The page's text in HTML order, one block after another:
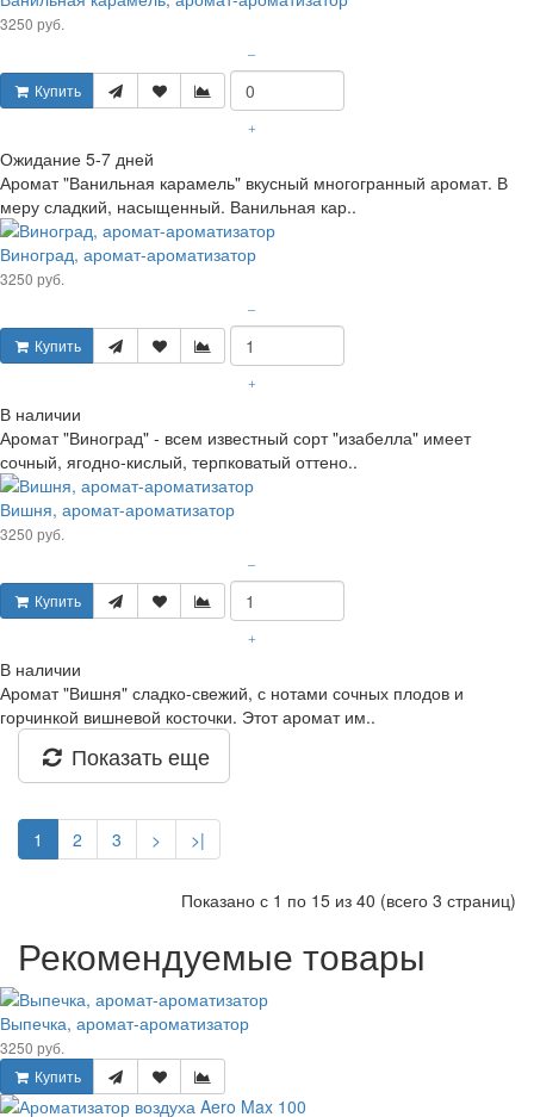
3250 руб.
Купить
–
+
Ожидание 5-7 дней
Аромат "Ванильная карамель" вкусный многогранный аромат. В
меру сладкий, насыщенный. Ванильная кар..
Виноград, аромат-ароматизатор
3250 руб.
Купить
–
+
В наличии
Аромат "Виноград" - всем известный сорт "изабелла" имеет
сочный, ягодно-кислый, терпковатый оттено..
Вишня, аромат-ароматизатор
3250 руб.
Купить
–
+
В наличии
Аромат "Вишня" сладко-свежий, с нотами сочных плодов и
горчинкой вишневой косточки. Этот аромат им..
Показать еще
1 2 3 > >|
Показано с 1 по 15 из 40 (всего 3 страниц)
Рекомендуемые товары
Выпечка, аромат-ароматизатор
3250 руб.
Купить